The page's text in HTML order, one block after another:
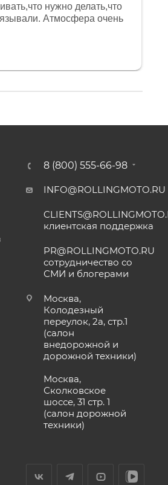
нужно делать,что
Атмосфера очень
и
8 (800) 555-66-98
INFO@ROLLINGMOTO.RU
клиентская поддержка
PR@ROLLINGMOTO.RU
сотрудничество со
СМИ и блогерами
Москва,
Колодезный
переулок, 2а, стр.1
(салон
внедорожной и
дорожной техники)
Москва,
Сколковское
шоссе, 31 стр. 1
(салон дорожной
техники)